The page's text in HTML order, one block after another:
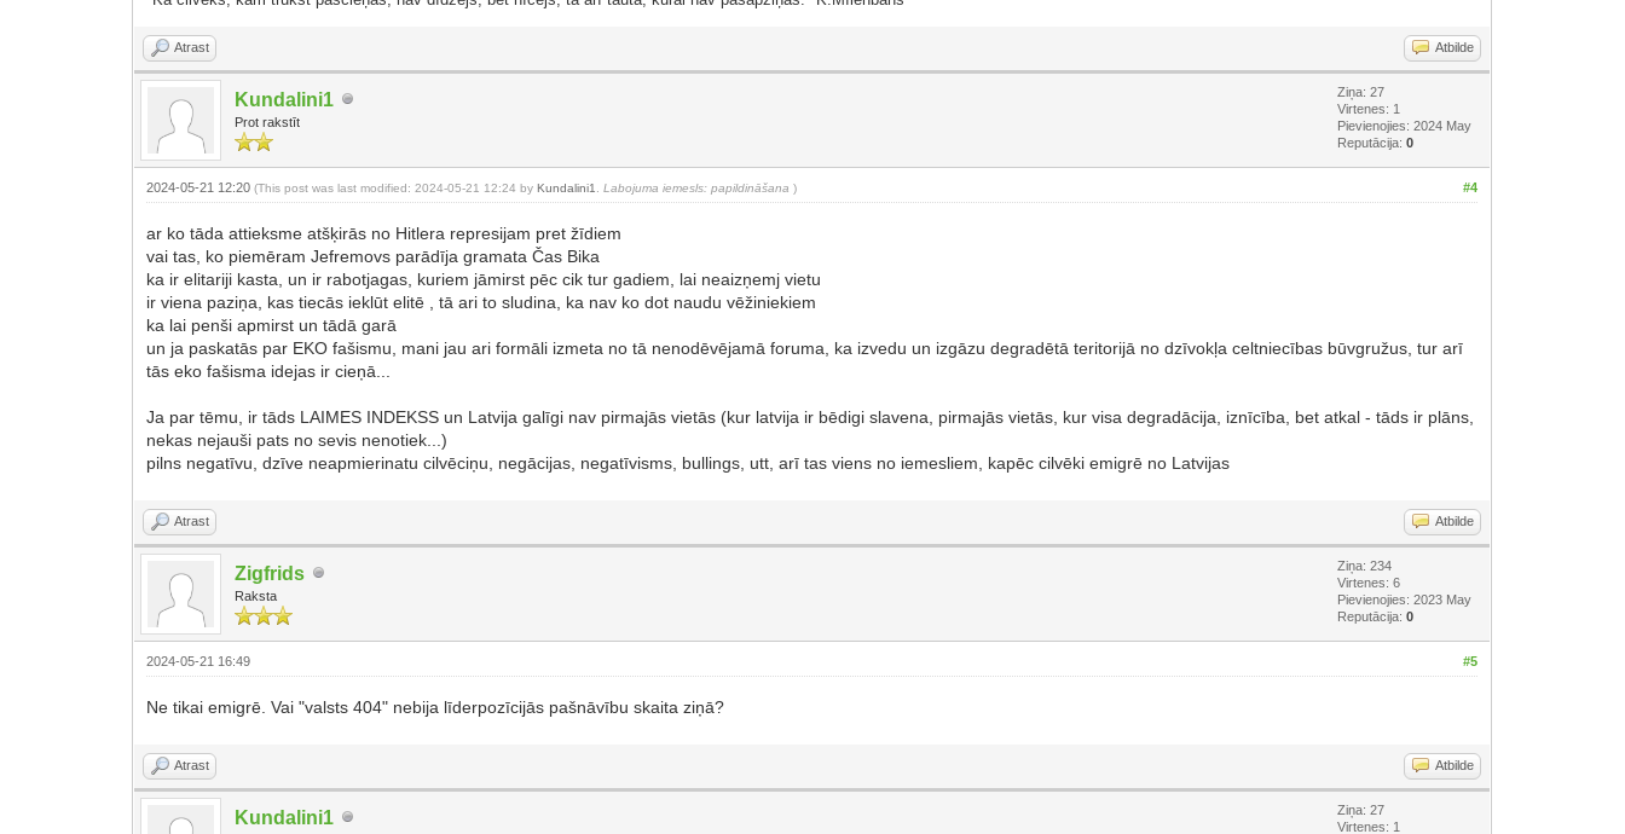
Atrast Atbilde
Kundalini1
Prot rakstīt
Ziņa: 27
Virtenes: 1
Pievienojies: 2024 May
Reputācija:0
#4
2024-05-21 12:20(This post was last modified: 2024-05-21 12:24 byKundalini1 Labojuma iemesls: papildināšana )
ar ko tāda attieksme atšķirās no Hitlera represijam pret žīdiem
vai tas, ko piemēram Jefremovs parādīja gramata Čas Bika
ka ir elitariji kasta, un ir rabotjagas, kuriem jāmirst pēc cik tur gadiem, lai neaizņemj vietu
ir viena paziņa, kas tiecās ieklūt elitē , tā ari to sludina, ka nav ko dot naudu vēžiniekiem
ka lai penši apmirst un tādā garā
un ja paskatās par EKO fašismu, mani jau ari formāli izmeta no tā nenodēvējamā foruma, ka izvedu un izgāzu degradētā teritorijā no dzīvokļa celtniecības būvgružus, tur arī
tās eko fašisma idejas ir cieņā...
Ja par tēmu, ir tāds LAIMES INDEKSS un Latvija galīgi nav pirmajās vietās (kur latvija ir bēdigi slavena, pirmajās vietās, kur visa degradācija, iznīcība, bet atkal - tāds ir plāns,
nekas nejauši pats no sevis nenotiek...)
pilns negatīvu, dzīve neapmierinatu cilvēciņu, negācijas, negatīvisms, bullings, utt, arī tas viens no iemesliem, kapēc cilvēki emigrē no Latvijas
Atrast Atbilde
Zigfrids
Raksta
Ziņa: 234
Virtenes: 6
Pievienojies: 2023 May
Reputācija:0
#5
2024-05-21 16:49
Ne tikai emigrē. Vai "valsts 404" nebija līderpozīcijās pašnāvību skaita ziņā?
Atrast Atbilde
Kundalini1
Ziņa: 27
Virtenes: 1